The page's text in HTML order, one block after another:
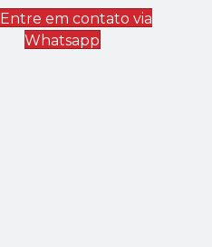
Entre em contato via
Whatsapp